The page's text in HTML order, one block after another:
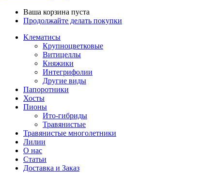
Ваша корзина пуста
Продолжайте делать покупки
Клематисы
Крупноцветковые
Витицеллы
Княжики
Интегрифолии
Другие виды
Папоротники
Хосты
Пионы
Ито-гибриды
Травянистые
Травянистые многолетники
Лилии
О нас
Статьи
Доставка и Заказ